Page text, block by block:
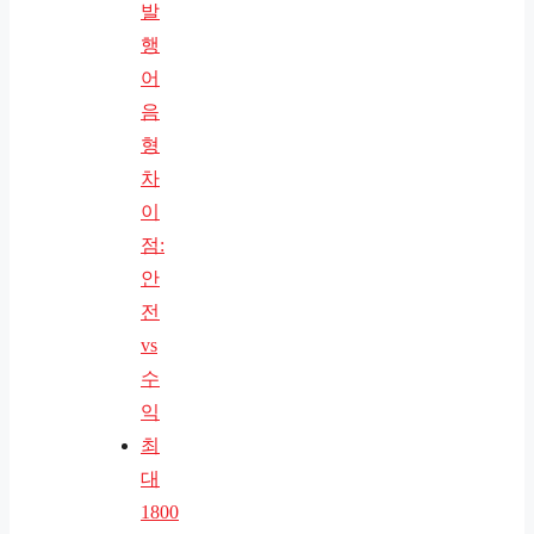
발
행
어
음
형
차
이
점:
안
전
vs
수
익
최
대
1800